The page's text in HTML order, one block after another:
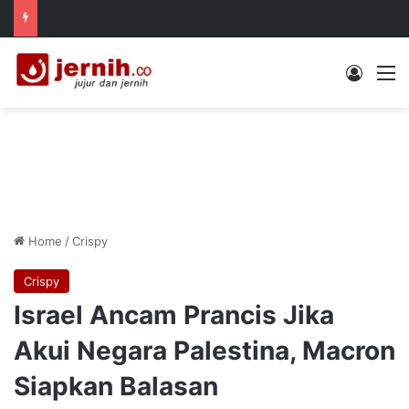
Log In
Home /Crispy
Crispy
Israel Ancam Prancis Jika
Akui Negara Palestina, Macron
Siapkan Balasan